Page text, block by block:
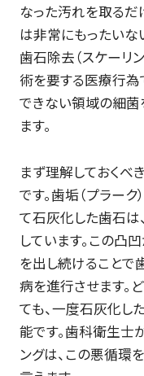
なった汚れを取るだ
は非常にもったいな
歯石除去（スケーリ
術を要する医療行為
できない領域の細
ます。
まず理解しておくべ
です。歯垢（プラー
て石灰化した歯石は
しています。この凸
を出し続けることで
病を進行させます。
ても、一度石灰化し
能です。歯科衛生士
ングは、この悪循環